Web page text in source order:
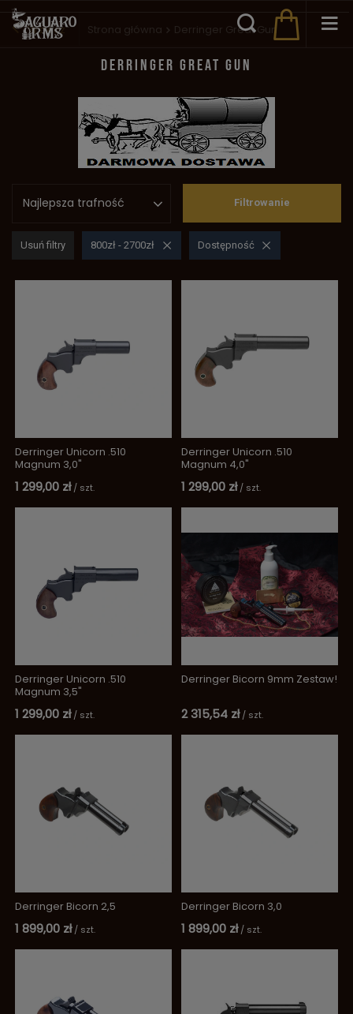
Wstecz Strona główna Derringer Great Gun
DERRINGER GREAT GUN
Najlepsza trafność Filtrowanie
Usuń filtry 800zł - 2700zł Dostępność
Derringer Unicorn .510
Magnum 3,0"
1 299,00 zł / szt.
Derringer Unicorn .510
Magnum 4,0"
1 299,00 zł / szt.
Derringer Unicorn .510
Magnum 3,5"
1 299,00 zł / szt.
Derringer Bicorn 9mm Zestaw!
2 315,54 zł / szt.
Derringer Bicorn 2,5
1 899,00 zł / szt.
Derringer Bicorn 3,0
1 899,00 zł / szt.